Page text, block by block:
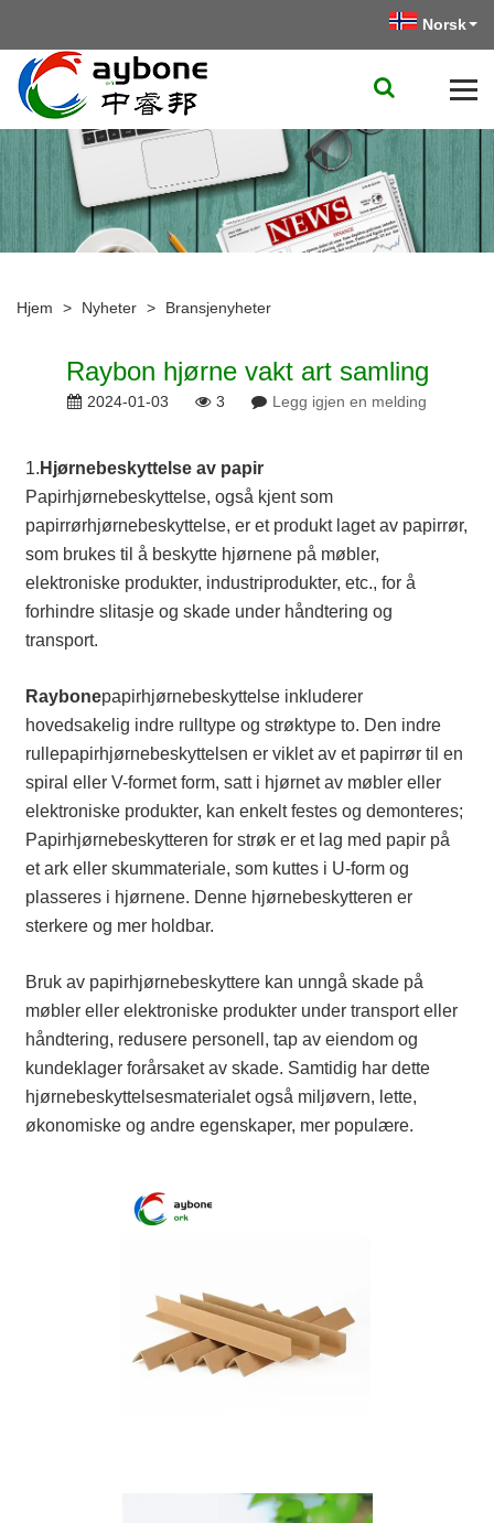
Norsk‎
Hjem > Nyheter > Bransjenyheter
Raybon hjørne vakt art samling
2024-01-03 3 Legg igjen en melding
1. Hjørnebeskyttelse av papir
Papirhjørnebeskyttelse, også kjent som
papirrørhjørnebeskyttelse, er et produkt laget av papirrør,
som brukes til å beskytte hjørnene på møbler,
elektroniske produkter, industriprodukter, etc., for å
forhindre slitasje og skade under håndtering og
transport.
Raybonepapirhjørnebeskyttelse inkluderer
hovedsakelig indre rulltype og strøktype to. Den indre
rullepapirhjørnebeskyttelsen er viklet av et papirrør til en
spiral eller V-formet form, satt i hjørnet av møbler eller
elektroniske produkter, kan enkelt festes og demonteres;
Papirhjørnebeskytteren for strøk er et lag med papir på
et ark eller skummateriale, som kuttes i U-form og
plasseres i hjørnene. Denne hjørnebeskytteren er
sterkere og mer holdbar.
Bruk av papirhjørnebeskyttere kan unngå skade på
møbler eller elektroniske produkter under transport eller
håndtering, redusere personell, tap av eiendom og
kundeklager forårsaket av skade. Samtidig har dette
hjørnebeskyttelsesmaterialet også miljøvern, lette,
økonomiske og andre egenskaper, mer populære.